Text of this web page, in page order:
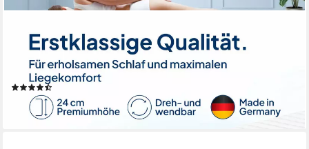
Taschenfederkernmatratze 1000 Federn, 7-Zonen
Federkernmatratze, Besonders Anpassungsfähig, 24 cm hoch,
90x200 cm
ab 392,99 €
lieferbar - in 6-8 Werktagen bei dir